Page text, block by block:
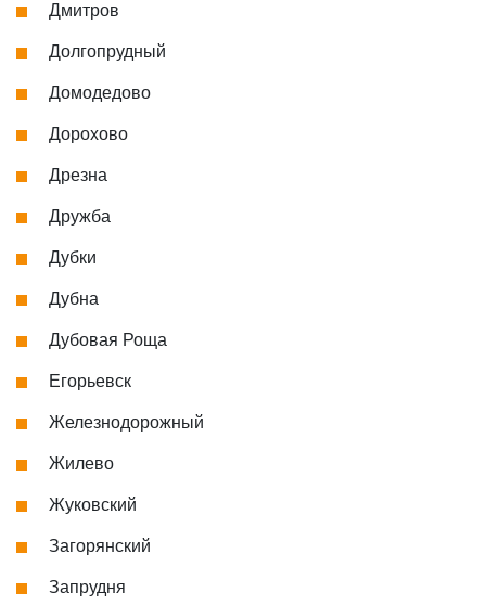
Дмитров
Долгопрудный
Домодедово
Дорохово
Дрезна
Дружба
Дубки
Дубна
Дубовая Роща
Егорьевск
Железнодорожный
Жилево
Жуковский
Загорянский
Запрудня